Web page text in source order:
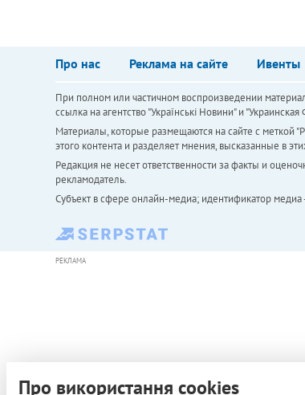
Про нас Реклама на сайте Ивенты
При полном или частичном воспроизведении
ссылка на агентство "Українськi Новини" и
Материалы, которые размещаются на сайте с меткой
этого контента и разделяет мнения, высказанные в
Редакция не несет ответственности за факты и
рекламодатель.
Субъект в сфере онлайн-медиа; идентификатор
РЕКЛАМА
Про використання cookies